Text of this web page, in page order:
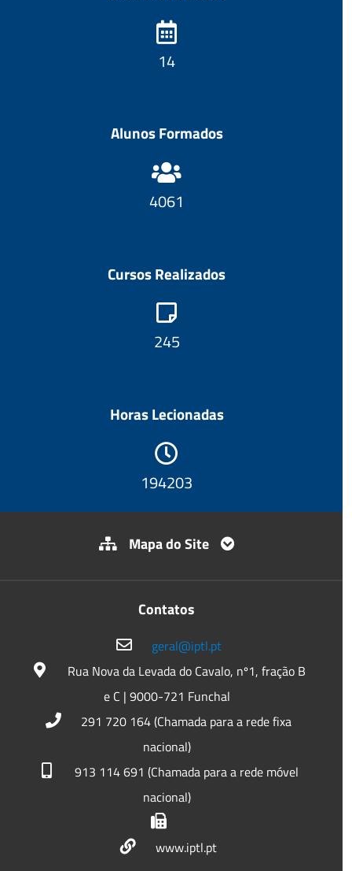
15
Alunos Formados
4321
Cursos Realizados
260
Horas Lecionadas
206643
Mapa do Site
Contatos
geral@iptl.pt
Rua Nova da Levada do Cavalo, nº1, fração B
e C | 9000-721 Funchal
291 720 164 (Chamada para a rede fixa
nacional)
913 114 691 (Chamada para a rede móvel
nacional)
www.iptl.pt